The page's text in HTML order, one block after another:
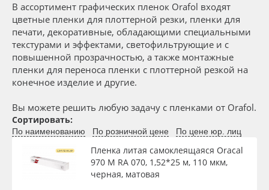
Контакты
Блог
Поставщикам
8 800 550 7888
Москва
Сублимация и термотрансфер
Светотехника
Инженерные пластики
Упаковочные материалы
Оборудование и инструмент
Новинки ассортимента
Ширина, м
Длина рулона, м
Толщина, мкм
Материал
В ассортимент графических пленок Orafol входят
цветные пленки для плоттерной резки, пленки для
печати, декоративные, обладающими специальными
текстурами и эффектами, светофильтрующие и с
повышенной прозрачностью, а также монтажные
пленки для переноса пленки с плоттерной резкой на
конечное изделие и другие.
Вы можете решить любую задачу с пленками от Orafol.
Сортировать:
По наименованию По розничной цене По цене юр. лиц
Пленка литая самоклеящаяся Oracal
970 M RA 070, 1,52*25 м, 110 мкм,
черная, матовая